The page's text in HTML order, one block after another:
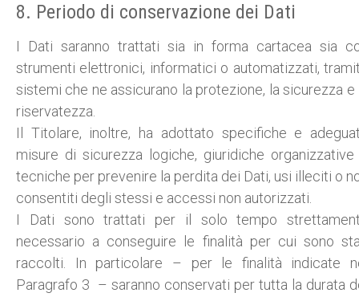
8. Periodo di conservazione dei Dati
I Dati saranno trattati sia in forma cartacea sia
strumenti elettronici, informatici o automatizzati,
sistemi che ne assicurano la protezione, la sicurezza e
riservatezza.
Il Titolare, inoltre, ha adottato specifiche e
misure di sicurezza logiche, giuridiche
tecniche per prevenire la perdita dei Dati, usi illeciti o
consentiti degli stessi e accessi non autorizzati.
I Dati sono trattati per il solo tempo
necessario a conseguire le finalità per cui sono
raccolti. In particolare – per le finalità indicate
Paragrafo 3 – saranno conservati per tutta la durata